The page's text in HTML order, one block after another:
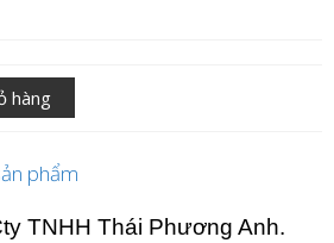
hàng
phẩm
TNHH Thái Phương Anh.